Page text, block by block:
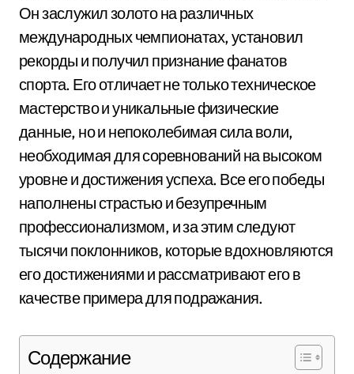
Он заслужил золото на различных
международных чемпионатах, установил
рекорды и получил признание фанатов
спорта. Его отличает не только техническое
мастерство и уникальные физические
данные, но и непоколебимая сила воли,
необходимая для соревнований на высоком
уровне и достижения успеха. Все его победы
наполнены страстью и безупречным
профессионализмом, и за этим следуют
тысячи поклонников, которые вдохновляются
его достижениями и рассматривают его в
качестве примера для подражания.
Содержание